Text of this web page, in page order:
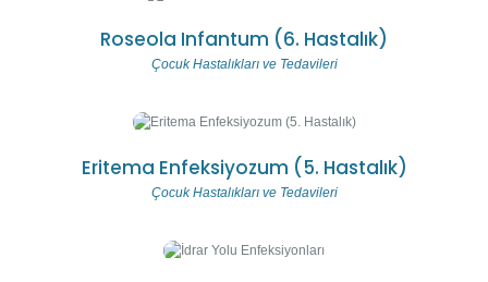
Roseola Infantum (6. Hastalık)
Çocuk Hastalıkları ve Tedavileri
Eritema Enfeksiyozum (5. Hastalık)
Çocuk Hastalıkları ve Tedavileri